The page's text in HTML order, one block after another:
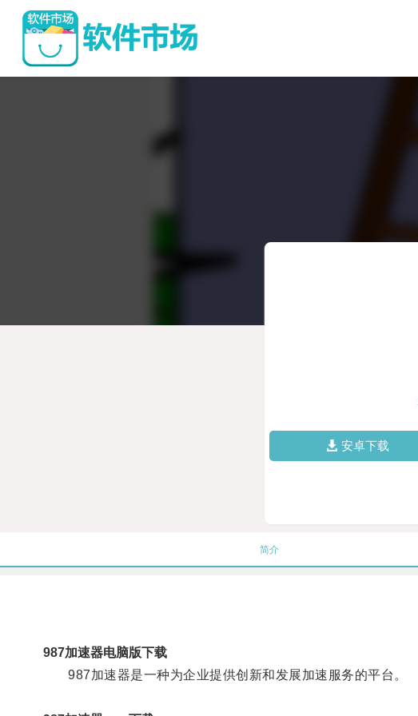
安卓下载
简介
987加速器电脑版下载
987加速器是一种为企业提供创新和发展加速服务的平台。